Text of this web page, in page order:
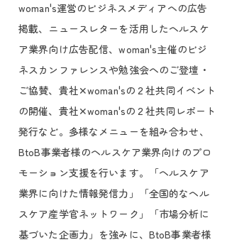
woman's運営のビジネスメディアへの広告
掲載、ニュースレターを活用したヘルスケ
ア業界向け広告配信、woman's主催のビジ
ネスカンファレンスや勉強会へのご登壇・
ご協賛、貴社✕woman'sの２社共同イベント
の開催、貴社✕woman'sの２社共同レポート
発行など。多様なメニューを組み合わせ、
BtoB事業者様のヘルスケア業界向けのプロ
モーション支援を行います。「ヘルスケア
業界に向けた情報発信力」「全国的なヘル
スケア産学官ネットワーク」「市場分析に
基づいた企画力」を強みに、BtoB事業者様